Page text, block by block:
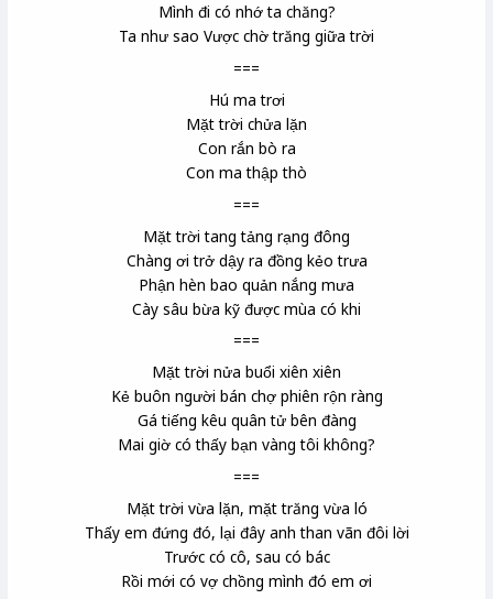
Mình đi có nhớ ta chăng?
Ta như sao Vược chờ trăng giữa trời
===
Hú ma trơi
Mặt trời chửa lặn
Con rắn bò ra
Con ma thập thò
===
Mặt trời tang tảng rạng đông
Chàng ơi trở dậy ra đồng kẻo trưa
Phận hèn bao quản nắng mưa
Cày sâu bừa kỹ được mùa có khi
===
Mặt trời nửa buổi xiên xiên
Kẻ buôn người bán chợ phiên rộn ràng
Gá tiếng kêu quân tửbên đàng
Mai giờ có thấy bạn vàng tôi không?
===
Mặt trời vừa lặn, mặt trăng vừa ló
Thấy em đứng đó, lại đây anh than vãn đôi lời
Trước có cô, sau có bác
Rồi mới có vợ chồng mình đó em ơi